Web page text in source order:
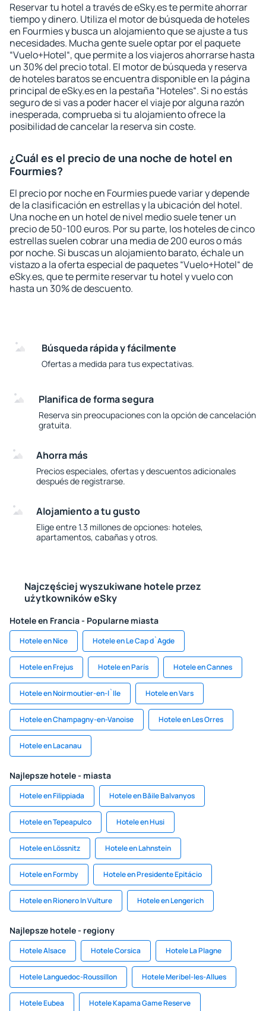
Reservar tu hotel a través de eSky.es te permite ahorrar
tiempo y dinero. Utiliza el motor de búsqueda de hoteles
en Fourmies y busca un alojamiento que se ajuste a tus
necesidades. Mucha gente suele optar por el paquete
“Vuelo+Hotel“, que permite a los viajeros ahorrarse hasta
un 30% del precio total. El motor de búsqueda y reserva
de hoteles baratos se encuentra disponible en la página
principal de eSky.es en la pestaña “Hoteles“. Si no estás
seguro de si vas a poder hacer el viaje por alguna razón
inesperada, comprueba si tu alojamiento ofrece la
posibilidad de cancelar la reserva sin coste.
¿Cuál es el precio de una noche de hotel en
Fourmies?
El precio por noche en Fourmies puede variar y depende
de la clasificación en estrellas y la ubicación del hotel.
Una noche en un hotel de nivel medio suele tener un
precio de 50-100 euros. Por su parte, los hoteles de cinco
estrellas suelen cobrar una media de 200 euros o más
por noche. Si buscas un alojamiento barato, échale un
vistazo a la oferta especial de paquetes “Vuelo+Hotel“ de
eSky.es, que te permite reservar tu hotel y vuelo con
hasta un 30% de descuento.
Búsqueda rápida y fácilmente
Ofertas a medida para tus expectativas.
Planifica de forma segura
Reserva sin preocupaciones con la opción de cancelación
gratuita.
Ahorra más
Precios especiales, ofertas y descuentos adicionales
después de registrarse.
Alojamiento a tu gusto
Elige entre 1.3 millones de opciones: hoteles,
apartamentos, cabañas y otros.
Najczęściej wyszukiwane hotele przez
użytkowników eSky
Hotele en Francia - Popularne miasta
Hotele en Nice Hotele en Le Cap d`Agde
Hotele en Frejus Hotele en París Hotele en Cannes
Hotele en Noirmoutier-en-l`Ile Hotele en Vars
Hotele en Champagny-en-Vanoise Hotele en Les Orres
Hotele en Lacanau
Najlepsze hotele - miasta
Hotele en Filippiada Hotele en Băile Balvanyos
Hotele en Tepeapulco Hotele en Husi
Hotele en Lössnitz Hotele en Lahnstein
Hotele en Formby Hotele en Presidente Epitácio
Hotele en Rionero In Vulture Hotele en Lengerich
Najlepsze hotele - regiony
Hotele Alsace Hotele Corsica Hotele La Plagne
Hotele Languedoc-Roussillon Hotele Meribel-les-Allues
Hotele Eubea Hotele Kapama Game Reserve